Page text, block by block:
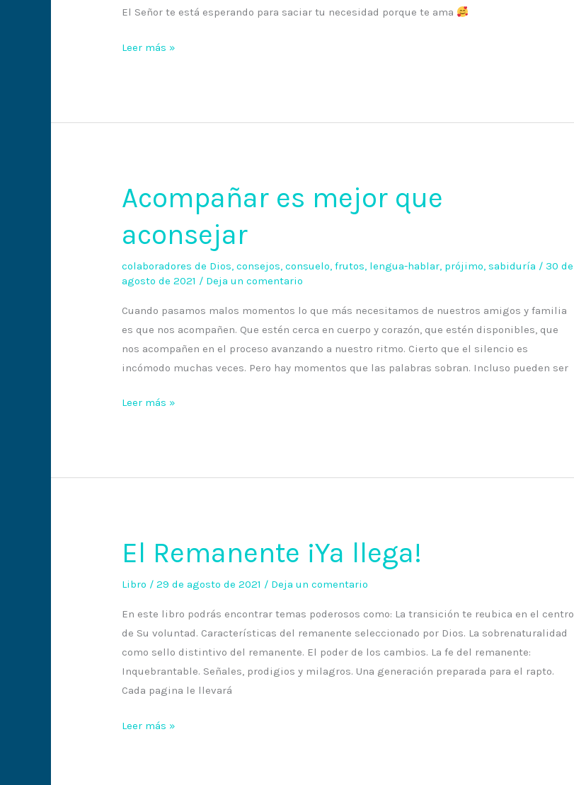
El Señor te está esperando para saciar tu necesidad porque te ama
nuestras
Leer más »
Acompañar es mejor que
aconsejar
colaboradores de Dios,consejos,consuelo,frutos, lengua-hablar, prójimo,sabiduría /30 de
agosto de 2021 / Deja un comentario
Cuando pasamos malos momentos lo que más necesitamos de nuestros amigos y familia
es que nos acompañen. Que estén cerca en cuerpo y corazón, que estén disponibles, que
nos acompañen en el proceso avanzando a nuestro ritmo. Cierto que el silencio es
incómodo muchas veces. Pero hay momentos que las palabras sobran. Incluso pueden ser
Acompañar
es
que
aconsejar
Leer más »
El Remanente ¡Ya llega!
Libro /29 de agosto de 2021 / Deja un comentario
En este libro podrás encontrar temas poderosos como: La transición te reubica en el centro
de Su voluntad. Características del remanente seleccionado por Dios. La sobrenaturalidad
como sello distintivo del remanente. El poder de los cambios. La fe del remanente:
Inquebrantable. Señales, prodigios y milagros. Una generación preparada para el rapto.
Cada pagina le llevará
El
Remanente
¡Ya
Leer más »